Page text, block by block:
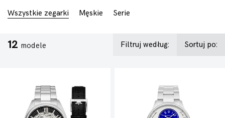
zwrotu.
Wszystkie zegarki Męskie Serie
12 modele Sortuj po:
Filtruj według: